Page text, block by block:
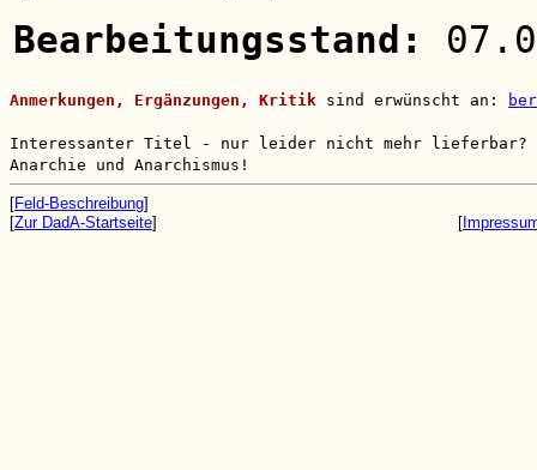
Bearbeitungsstand:
Anmerkungen, Ergänzungen, Kritik sind erwünscht an:
Interessanter Titel - nur leider nicht mehr lieferbar?
Anarchie und Anarchismus!
[Feld-Beschreibung]
[Zur DadA-Startseite] [